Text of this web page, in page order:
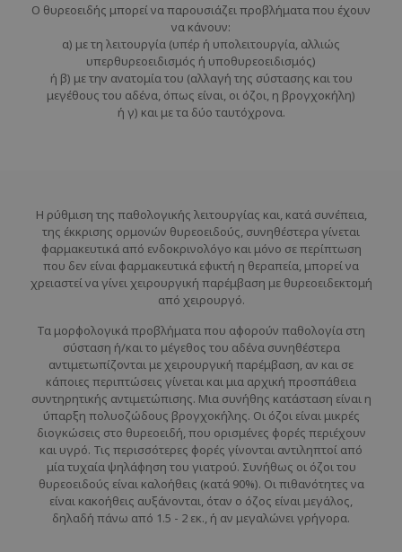
Ο θυρεοειδής μπορεί να παρουσιάζει προβλήματα που έχουν
να κάνουν:
α) με τη λειτουργία (υπέρ ή υπολειτουργία, αλλιώς
υπερθυρεοειδισμός ή υποθυρεοειδισμός)
ή β) με την ανατομία του (αλλαγή της σύστασης και του
μεγέθους του αδένα, όπως είναι, οι όζοι, η βρογχοκήλη)
ή γ) και με τα δύο ταυτόχρονα.
Η ρύθμιση της παθολογικής λειτουργίας και, κατά συνέπεια,
της έκκρισης ορμονών θυρεοειδούς, συνηθέστερα γίνεται
φαρμακευτικά από ενδοκρινολόγο και μόνο σε περίπτωση
που δεν είναι φαρμακευτικά εφικτή η θεραπεία, μπορεί να
χρειαστεί να γίνει χειρουργική παρέμβαση με θυρεοειδεκτομή
από χειρουργό.
Τα μορφολογικά προβλήματα που αφορούν παθολογία στη
σύσταση ή/και το μέγεθος του αδένα συνηθέστερα
αντιμετωπίζονται με χειρουργική παρέμβαση, αν και σε
κάποιες περιπτώσεις γίνεται και μια αρχική προσπάθεια
συντηρητικής αντιμετώπισης. Μια συνήθης κατάσταση είναι η
ύπαρξη πολυοζώδους βρογχοκήλης. Οι όζοι είναι μικρές
διογκώσεις στο θυρεοειδή, που ορισμένες φορές περιέχουν
και υγρό. Τις περισσότερες φορές γίνονται αντιληπτοί από
μία τυχαία ψηλάφηση του γιατρού. Συνήθως οι όζοι του
θυρεοειδούς είναι καλοήθεις (κατά 90%). Οι πιθανότητες να
είναι κακοήθεις αυξάνονται, όταν ο όζος είναι μεγάλος,
δηλαδή πάνω από 1.5 - 2 εκ., ή αν μεγαλώνει γρήγορα.